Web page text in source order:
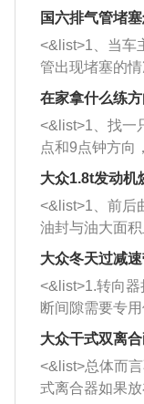
牌，但是中高
也是为了更好
国六排气管堵
<&list>1、当车
管出现堵塞的
者是细棍，直
堵塞情况比较
施。 <&list>2
杂物推到排气
三元催化器拆
西取出来。但
的堵塞，就需
洗剂对堵塞的情
放在燃油箱中
动时，就可以
室，最后形成
催化器得到清
能够得到解决。
在家拿什么练
<&list>1、找一
点和9点钟方向
方向做一个标
一圈半的练习
圈数。
习，这样就可
驾驶车辆时，
向。
大众1.8t发动机
<&list>1、前后
油封与油大面
和发动机内持
逐渐减弱，导
活塞间隙过大
的间隙扩大，
造成烧机油。
机油粘度过小
象，机油粘度过
大众冬天过减
<&list>1.转向器
断间隙需要专
无法制作，需
店；<&list>2.
裂，破裂后会
损严重，磨损的
大众干式双离
<&list>总体而
式离合器如果